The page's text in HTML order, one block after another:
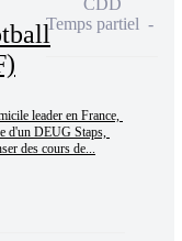
leader en France,
d'un DEUG Staps,
des cours de...
CDD
Temps partiel